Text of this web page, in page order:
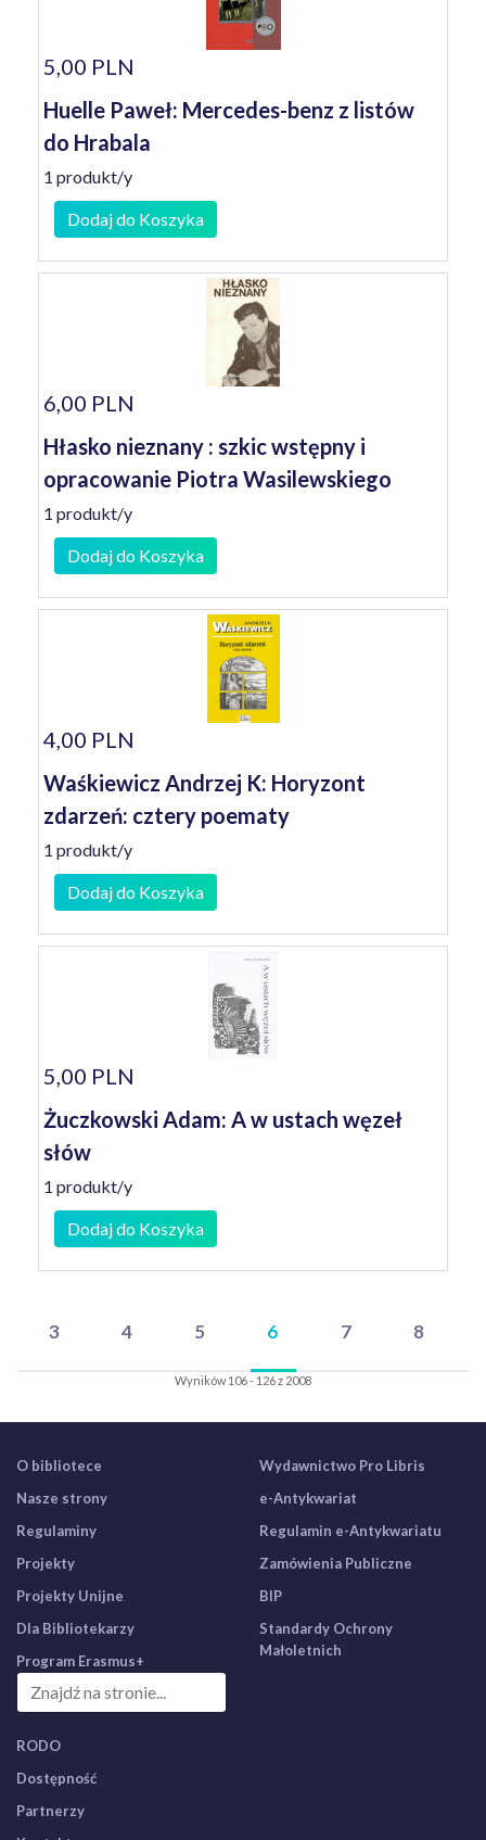
5,00 PLN
Huelle Paweł: Mercedes-benz z listów
do Hrabala
1 produkt/y
Dodaj do Koszyka
6,00 PLN
Hłasko nieznany : szkic wstępny i
opracowanie Piotra Wasilewskiego
1 produkt/y
Dodaj do Koszyka
4,00 PLN
Waśkiewicz Andrzej K: Horyzont
zdarzeń: cztery poematy
1 produkt/y
Dodaj do Koszyka
5,00 PLN
Żuczkowski Adam: A w ustach węzeł
słów
1 produkt/y
Dodaj do Koszyka
3 4 5 6 7 8
Wyników 106 - 126 z 2008
O bibliotece
Nasze strony
Regulaminy
Projekty
Projekty Unijne
Dla Bibliotekarzy
Program Erasmus+
Wydawnictwo Pro Libris
e-Antykwariat
Regulamin e-Antykwariatu
Zamówienia Publiczne
BIP
Standardy Ochrony
Małoletnich
RODO
Dostępność
Partnerzy